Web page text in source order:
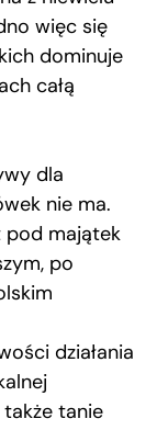
więc się
dominuje
całą
dla
nie ma.
pod majątek
po
działania
tanie